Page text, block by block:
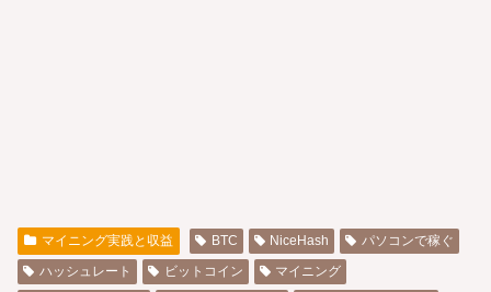
マイニング実践と収益 BTC NiceHash
パソコンで稼ぐ
ハッシュレート
ビットコイン
マイニング